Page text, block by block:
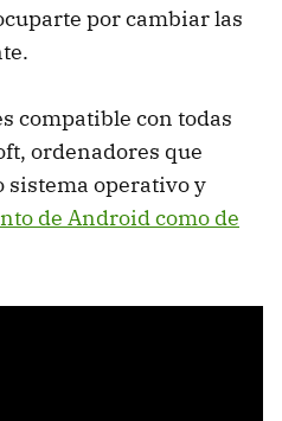
por cambiar las
compatible con todas
ordenadores que
operativo y
de Android como de